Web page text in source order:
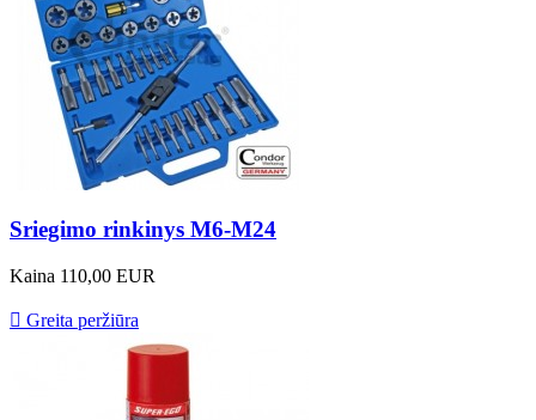
Sriegimo rinkinys M6-M24
Kaina 110,00 EUR
 Greita peržiūra